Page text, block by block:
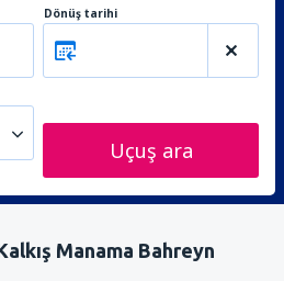
Dönüş tarihi
Uçuş ara
Manama Bahreyn